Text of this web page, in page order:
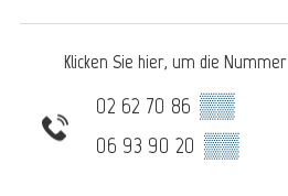
Klicken Sie hier, um die Nummer
02 62 70 86 ▒▒
06 93 90 20 ▒▒